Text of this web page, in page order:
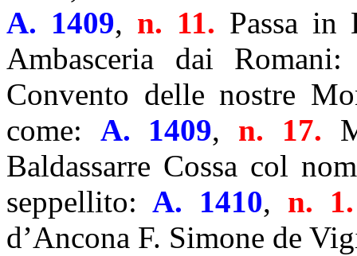
A. 1409, n. 11. Passa in
Ambasceria dai
Convento delle nostre
come: A. 1409, n. 17.
Baldassarre Cossa col
seppellito: A. 1410, n.
d’Ancona F. Simone de